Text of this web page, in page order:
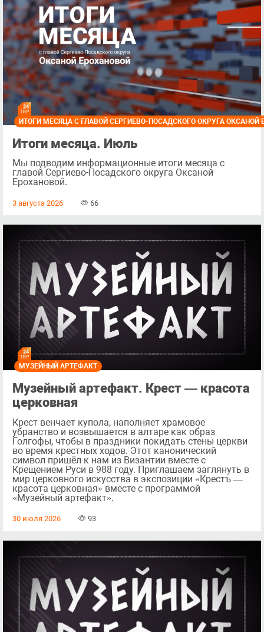
ИТОГИ МЕСЯЦА С ГЛАВОЙ СЕРГИЕВО-ПОСАДСКОГО ОКРУГА ОКСАНОЙ
Итоги месяца. Июль
Мы подводим информационные итоги месяца с
главой Сергиево-Посадского округа Оксаной
Ерохановой.
3 августа 2026 66
МУЗЕЙНЫЙ АРТЕФАКТ
Музейный артефакт. Крест — красота
церковная
Крест венчает купола, наполняет храмовое
убранство и возвышается в алтаре как образ
Голгофы, чтобы в праздники покидать стены церкви
во время крестных ходов. Этот канонический
символ пришёл к нам из Византии вместе с
Крещением Руси в 988 году. Приглашаем заглянуть в
мир церковного искусства в экспозиции «Крестъ —
красота церковная» вместе с программой
«Музейный артефакт».
30 июля 2026 93